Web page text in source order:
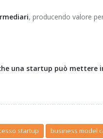
, producendo valore
una startup può mettere
startup business model